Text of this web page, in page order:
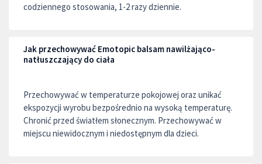
codziennego stosowania, 1-2 razy dziennie.
Jak przechowywać Emotopic balsam nawilżająco-
natłuszczający do ciała
Przechowywać w temperaturze pokojowej oraz unikać
ekspozycji wyrobu bezpośrednio na wysoką temperaturę.
Chronić przed światłem słonecznym. Przechowywać w
miejscu niewidocznym i niedostępnym dla dzieci.